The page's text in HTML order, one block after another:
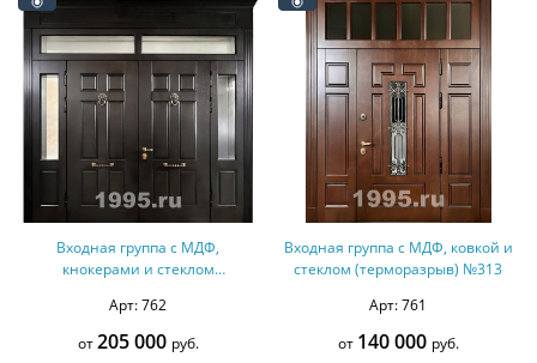
Входная группа с МДФ,
кнокерами и стеклом
Арт: 762
от205 000 руб.
Входная группа с МДФ, ковкой и
стеклом (терморазрыв) №313
Арт: 761
от 140 000 руб.